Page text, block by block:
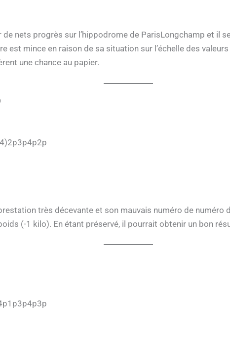
de nets progrès sur l’hippodrome de ParisLongchamp et il
est mince en raison de sa situation sur l’échelle des
une chance au papier.
très décevante et son mauvais numéro de numéro
(-1 kilo). En étant préservé, il pourrait obtenir un bon